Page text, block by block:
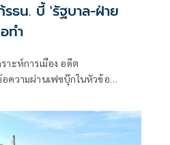
ธน. บี้ 'รัฐบาล-ฝ่าย
ทำ
าะห์การเมือง อดีต
ความผ่านเฟซบุ๊กในหัวข้อ